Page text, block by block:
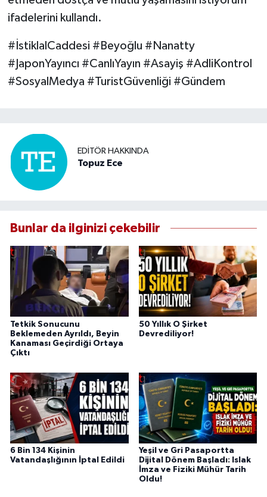
ifadelerini kullandı.
#İstiklalCaddesi #Beyoğlu #Nanatty
#JaponYayıncı #CanlıYayın #Asayiş #AdliKontrol
#SosyalMedya #TuristGüvenliği #Gündem
EDITÖR HAKKINDA
Topuz Ece
Bunlar da ilginizi çekebilir
Tetkik Sonucunu
Beklemeden Ayrıldı, Beyin
Kanaması Geçirdiği Ortaya
Çıktı
50 Yıllık O Şirket
Devrediliyor!
6 Bin 134 Kişinin
Vatandaşlığının İptal Edildi
Yeşil ve Gri Pasaportta
Dijital Dönem Başladı: Islak
İmza ve Fiziki Mühür Tarih
Oldu!